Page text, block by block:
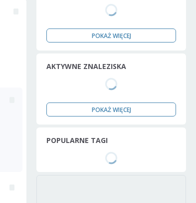
POKAŻ WIĘCEJ
AKTYWNE ZNALEZISKA
POKAŻ WIĘCEJ
POPULARNE TAGI